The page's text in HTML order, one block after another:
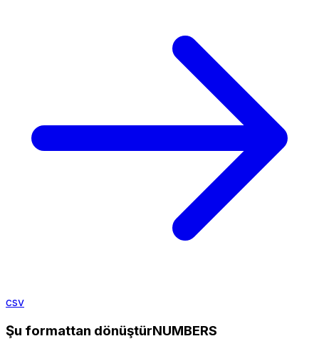
csv
Şu formattan dönüştürNUMBERS